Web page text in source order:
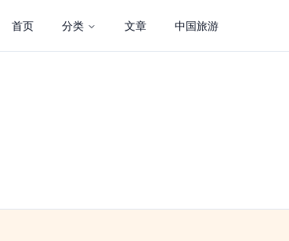
首页 分类 文章 中国旅游